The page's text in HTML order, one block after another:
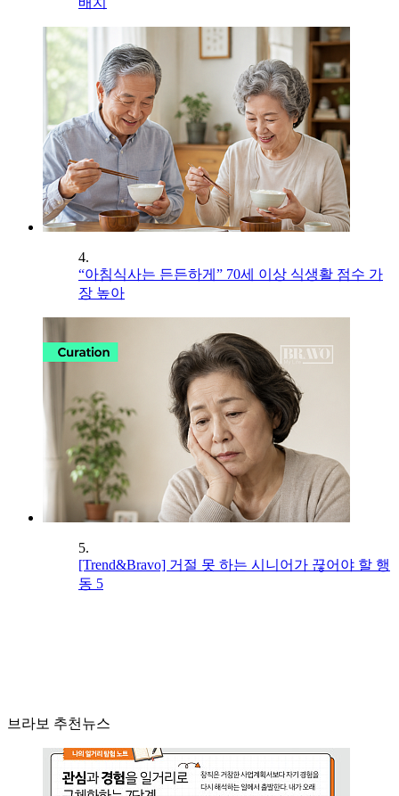
4.
“아침식사는 든든하게” 70세 이상 식생활 점수 가
장 높아
5.
[Trend&Bravo] 거절 못 하는 시니어가 끊어야 할 행
동 5
브라보 추천뉴스